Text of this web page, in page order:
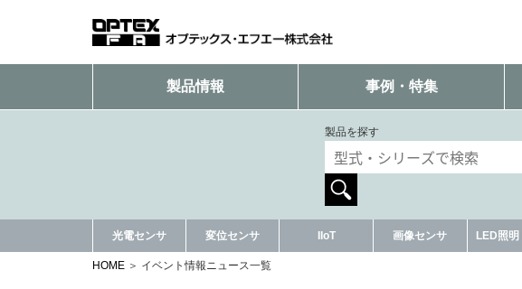
製品情報 事例・特集
製品を探す
光電センサ 変位センサ IIoT 画像センサ LED照明
HOME イベント情報ニュース一覧